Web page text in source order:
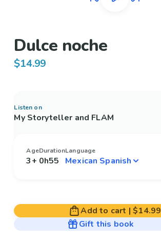
Dulce noche
$14.99
Listen on
My Storyteller and FLAM
Age
3+
Duration
0h55
Language
Add to cart |$14.99
Gift this book